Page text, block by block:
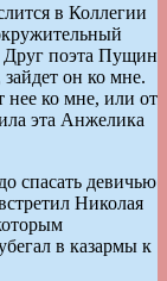
в Коллегии
поэта Пущин
он ко мне.
нее ко мне, или от
эта Анжелика
спасать девичью
Николая
в казармы к